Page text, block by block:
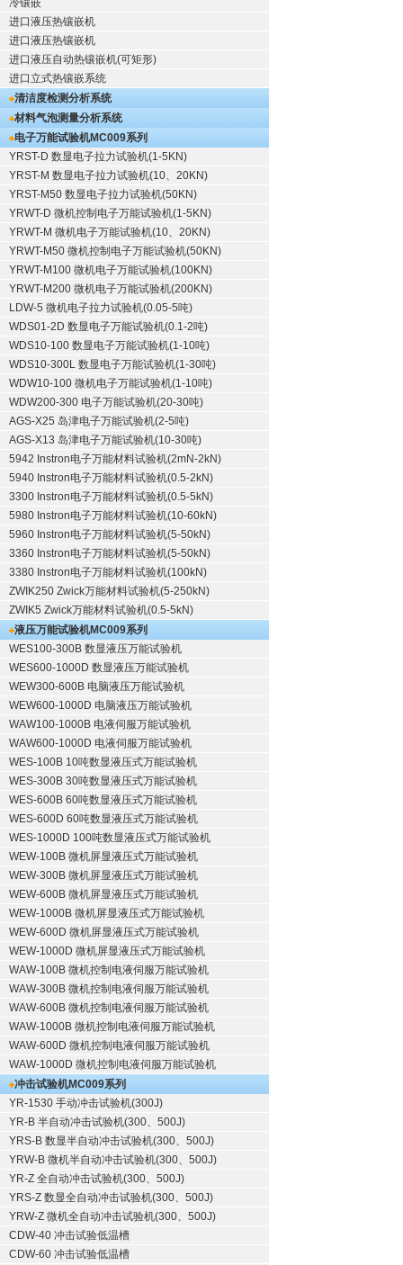
冷镶嵌
进口液压热镶嵌机
进口液压热镶嵌机
进口液压自动热镶嵌机(可矩形)
进口立式热镶嵌系统
清洁度检测分析系统
材料气泡测量分析系统
电子万能试验机MC009系列
YRST-D 数显电子拉力试验机(1-5KN)
YRST-M 数显电子拉力试验机(10、20KN)
YRST-M50 数显电子拉力试验机(50KN)
YRWT-D 微机控制电子万能试验机(1-5KN)
YRWT-M 微机电子万能试验机(10、20KN)
YRWT-M50 微机控制电子万能试验机(50KN)
YRWT-M100 微机电子万能试验机(100KN)
YRWT-M200 微机电子万能试验机(200KN)
LDW-5 微机电子拉力试验机(0.05-5吨)
WDS01-2D 数显电子万能试验机(0.1-2吨)
WDS10-100 数显电子万能试验机(1-10吨)
WDS10-300L 数显电子万能试验机(1-30吨)
WDW10-100 微机电子万能试验机(1-10吨)
WDW200-300 电子万能试验机(20-30吨)
AGS-X25 岛津电子万能试验机(2-5吨)
AGS-X13 岛津电子万能试验机(10-30吨)
5942 Instron电子万能材料试验机(2mN-2kN)
5940 Instron电子万能材料试验机(0.5-2kN)
3300 Instron电子万能材料试验机(0.5-5kN)
5980 Instron电子万能材料试验机(10-60kN)
5960 Instron电子万能材料试验机(5-50kN)
3360 Instron电子万能材料试验机(5-50kN)
3380 Instron电子万能材料试验机(100kN)
ZWIK250 Zwick万能材料试验机(5-250kN)
ZWIK5 Zwick万能材料试验机(0.5-5kN)
液压万能试验机MC009系列
WES100-300B 数显液压万能试验机
WES600-1000D 数显液压万能试验机
WEW300-600B 电脑液压万能试验机
WEW600-1000D 电脑液压万能试验机
WAW100-1000B 电液伺服万能试验机
WAW600-1000D 电液伺服万能试验机
WES-100B 10吨数显液压式万能试验机
WES-300B 30吨数显液压式万能试验机
WES-600B 60吨数显液压式万能试验机
WES-600D 60吨数显液压式万能试验机
WES-1000D 100吨数显液压式万能试验机
WEW-100B 微机屏显液压式万能试验机
WEW-300B 微机屏显液压式万能试验机
WEW-600B 微机屏显液压式万能试验机
WEW-1000B 微机屏显液压式万能试验机
WEW-600D 微机屏显液压式万能试验机
WEW-1000D 微机屏显液压式万能试验机
WAW-100B 微机控制电液伺服万能试验机
WAW-300B 微机控制电液伺服万能试验机
WAW-600B 微机控制电液伺服万能试验机
WAW-1000B 微机控制电液伺服万能试验机
WAW-600D 微机控制电液伺服万能试验机
WAW-1000D 微机控制电液伺服万能试验机
冲击试验机MC009系列
YR-1530 手动冲击试验机(300J)
YR-B 半自动冲击试验机(300、500J)
YRS-B 数显半自动冲击试验机(300、500J)
YRW-B 微机半自动冲击试验机(300、500J)
YR-Z 全自动冲击试验机(300、500J)
YRS-Z 数显全自动冲击试验机(300、500J)
YRW-Z 微机全自动冲击试验机(300、500J)
CDW-40 冲击试验低温槽
CDW-60 冲击试验低温槽